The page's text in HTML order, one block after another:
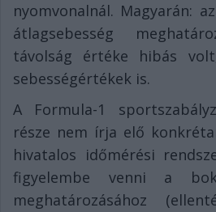
nyomvonalnál. Magyarán:
átlagsebesség
távolság értéke hibás
sebességértékek is.
A Formula-1
része nem írja elő
hivatalos időmérési
figyelembe venni a
meghatározásához